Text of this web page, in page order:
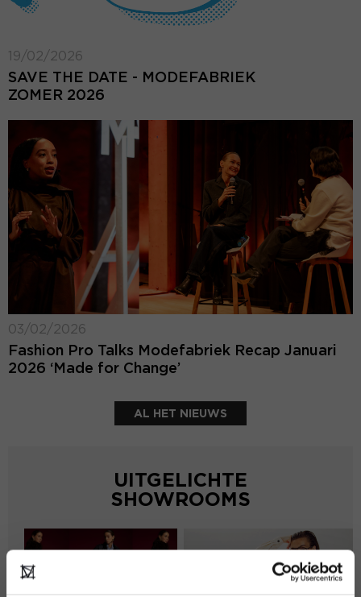
19/02/2026
SAVE THE DATE - MODEFABRIEK
ZOMER 2026
03/02/2026
Fashion Pro Talks Modefabriek Recap Januari
2026 ‘Made for Change’
AL HET NIEUWS
UITGELICHTE
SHOWROOMS